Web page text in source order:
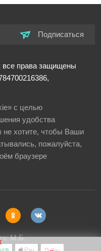
Подписаться
все права защищены
с целью
удобства
не хотите, чтобы Ваши
пожалуйста,
браузере
М.Б.